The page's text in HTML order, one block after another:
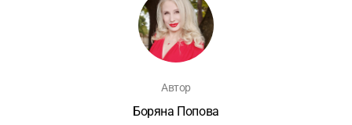
Автор
Боряна Попова